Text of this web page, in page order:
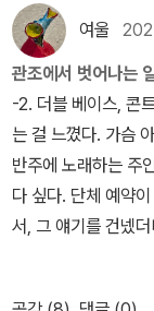
화꽃도 싣고 이젠 죽
으로 갈 거야. 죽은
히. 대숲에서 후다
은 마당으로.(「하동
며 무분별한 개발로
는 곳까지 먹이를 찾
비백산하도 결국 멧
씩 접하게 되는 데,
호에 멸종위기 1호
싼 감성돔까지 물고
울상을 지으며 하소
깝지만서도 시로 읽
여울
관조에서 벗어나는
-2. 더블 베이스, 콘
는 걸 느꼈다. 가슴
반주에 노래하는 주
다 싶다. 단체 예약
서, 그 얘기를 건넸
다.-1창고같이 생긴